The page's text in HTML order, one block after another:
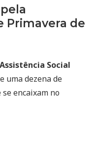
Primavera de
Assistência Social
uma dezena de
encaixam no